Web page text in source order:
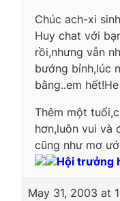
Chúc ach-xi
Huy chat với
rồi,nhưng vẫn
bướng bỉnh,lúc
bằng..em
Thêm một
hơn,luôn vui và
cũng như mơ
Hội trưởng
May 31, 2003 at